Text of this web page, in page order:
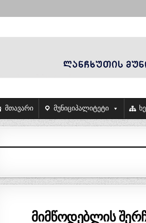
მთავარი მუნიციპალიტეტი
მიმწოდებლის